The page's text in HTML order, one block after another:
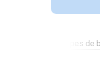
Types de